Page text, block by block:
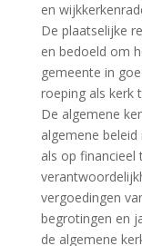
en
De plaatselijke
en bedoeld om
gemeente in
roeping als kerk
De algemene
algemene
als op financieel
vergoedingen
begrotingen en
de algemene